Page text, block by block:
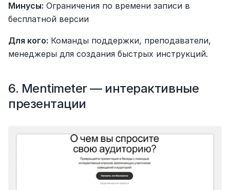
Минусы: Ограничения по времени записи в
бесплатной версии
Для кого: Команды поддержки, преподаватели,
менеджеры для создания быстрых инструкций.
6. Mentimeter — интерактивные
презентации